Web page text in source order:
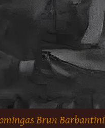
Brun Barbantini